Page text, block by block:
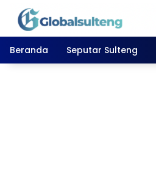
Langsung
konten
Beranda
Seputar Sulteng